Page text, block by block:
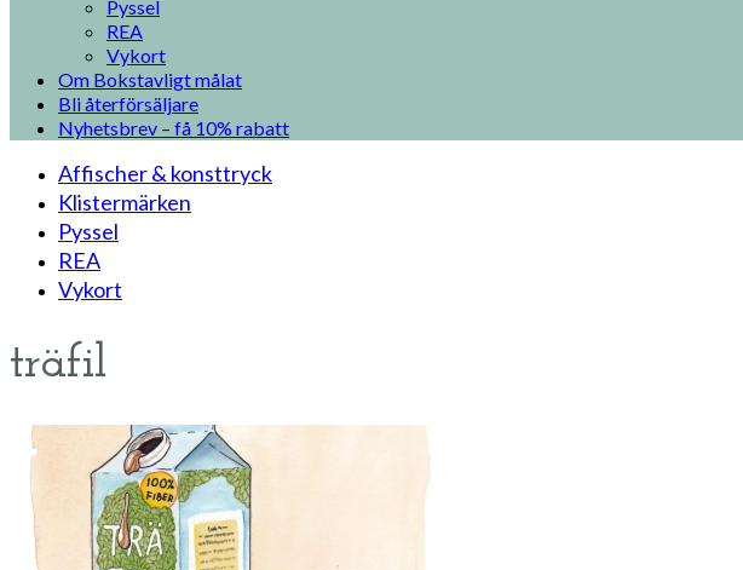
Pyssel
REA
Vykort
Om Bokstavligt målat
Bli återförsäljare
Nyhetsbrev – få 10% rabatt
Affischer & konsttryck
Klistermärken
Pyssel
REA
Vykort
träfil